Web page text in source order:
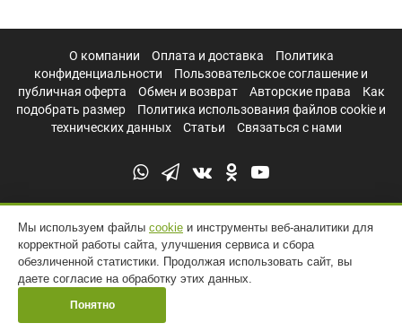
О компании Оплата и доставка
Политика
конфиденциальности
Пользовательское соглашение и
публичная оферта
Обмен и возврат Авторские права
Как
подобрать размер
Политика использования файлов cookie и
технических данных
Статьи Связаться с нами
УНТЫ РОССИИ © 2011 - 2026
Мы используем файлы cookie и инструменты веб-аналитики для
корректной работы сайта, улучшения сервиса и сбора
обезличенной статистики. Продолжая использовать сайт, вы
даете согласие на обработку этих данных.
Понятно